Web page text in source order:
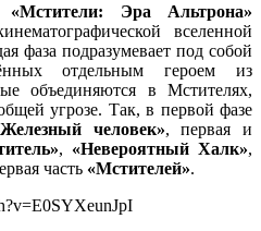
«Мстители: Эра Альтрона»
вселенной
фаза подразумевает под собой
отдельным героем из
объединяются в Мстителях,
угрозе. Так, в первой фазе
человек», первая и
, «Невероятный Халк»,
часть «Мстителей».